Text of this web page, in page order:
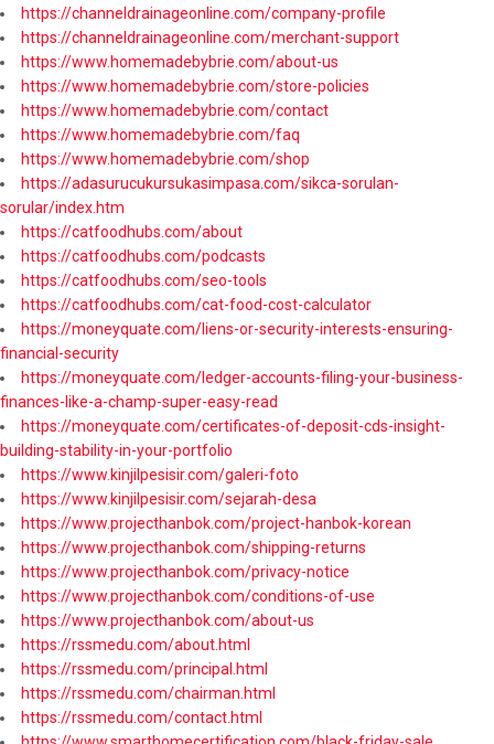
https://channeldrainageonline.com/company-profile
https://channeldrainageonline.com/merchant-support
https://www.homemadebybrie.com/about-us
https://www.homemadebybrie.com/store-policies
https://www.homemadebybrie.com/contact
https://www.homemadebybrie.com/faq
https://www.homemadebybrie.com/shop
https://adasurucukursukasimpasa.com/sikca-sorulan-
sorular/index.htm
https://catfoodhubs.com/about
https://catfoodhubs.com/podcasts
https://catfoodhubs.com/seo-tools
https://catfoodhubs.com/cat-food-cost-calculator
https://moneyquate.com/liens-or-security-interests-ensuring-
financial-security
https://moneyquate.com/ledger-accounts-filing-your-business-
finances-like-a-champ-super-easy-read
https://moneyquate.com/certificates-of-deposit-cds-insight-
building-stability-in-your-portfolio
https://www.kinjilpesisir.com/galeri-foto
https://www.kinjilpesisir.com/sejarah-desa
https://www.projecthanbok.com/project-hanbok-korean
https://www.projecthanbok.com/shipping-returns
https://www.projecthanbok.com/privacy-notice
https://www.projecthanbok.com/conditions-of-use
https://www.projecthanbok.com/about-us
https://rssmedu.com/about.html
https://rssmedu.com/principal.html
https://rssmedu.com/chairman.html
https://rssmedu.com/contact.html